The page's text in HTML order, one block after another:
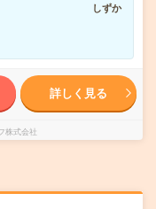
しずか
詳しく見る
株式会社